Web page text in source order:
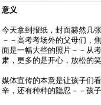
意义
今天拿到报纸，封面赫然几
－－高考考场外的父母们，
面是一幅大些的照片－－从
肃，更多的是开心，放松的笑
媒体宣传的本意是让孩子们
辛，还有种种的隐忍－－孩